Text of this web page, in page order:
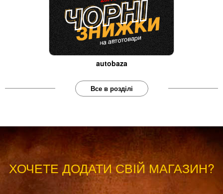
autobaza
Все в розділі
ХОЧЕТЕ ДОДАТИ СВІЙ МАГАЗИН?